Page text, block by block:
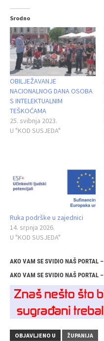
Srodno
OBILJEŽAVANJE
NACIONALNOG DANA OSOBA
S INTELEKTUALNIM
TEŠKOĆAMA
25. svibnja 2023.
U "KOD SUSJEDA"
Ruka podrške u zajednici
14. srpnja 2026.
U "KOD SUSJEDA"
AKO VAM SE SVIDIO NAŠ PORTAL –
AKO VAM SE SVIDIO NAŠ PORTAL –
OBJAVLJENO U
ŽUPANIJA